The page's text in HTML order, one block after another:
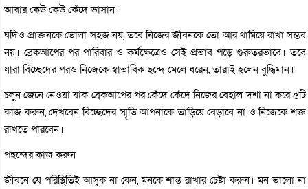
আবার কেউ কেউ কেঁদে ভাসান।
যদিও প্রাক্তনকে ভোলা সহজ নয়, তবে নিজের জীবনকে তো আর থামিয়ে রাখা সম্ভব
নয়। ব্রেকআপের পর পারিবার ও কর্মক্ষেত্রেও সেই প্রভাব পড়ে গুরুতরভাবে। তবে
যারা বিচ্ছেদের পরও নিজেকে স্বাভাবিক ছন্দে মেলে ধরেন, তারাই হলেন বুদ্ধিমান।
চলুন জেনে নেওয়া যাক ব্রেকআপের পর কেঁদে কেঁদে নিজের বেহাল দশা না করে ৫টি
কাজ করুন, দেখবেন বিচ্ছেদের স্মৃতি আপনাকে তাড়িয়ে বেড়াবে না ও নিজেকে শক্ত
রাখতে পারবেন।
পছন্দের কাজ করুন
জীবনে যে পরিস্থিতিই আসুক না কেন, মনকে শান্ত রাখার চেষ্টা করুন। মন ভালো না